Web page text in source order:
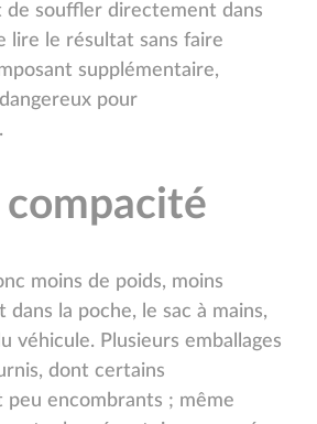
souffler directement dans
lire le résultat sans faire
supplémentaire,
pour
compacité
moins de poids, moins
dans la poche, le sac à mains,
véhicule. Plusieurs emballages
dont certains
encombrants ; même